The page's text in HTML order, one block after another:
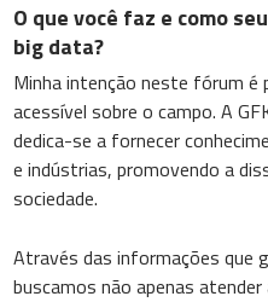
O que você faz e como
big data?
Minha intenção neste fórum é
acessível sobre o campo. A
dedica-se a fornecer
e indústrias, promovendo a
sociedade.
Através das informações que
buscamos não apenas